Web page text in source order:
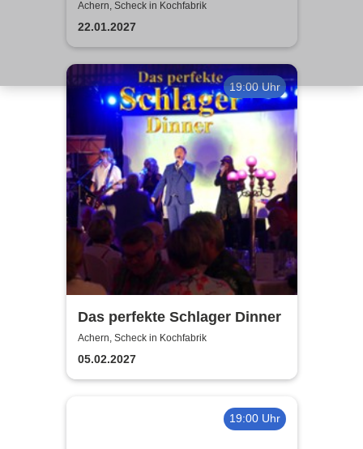
Krimi Dinner
Achern, Scheck in Kochfabrik
22.01.2027
19:00 Uhr
Das perfekte Schlager Dinner
Achern, Scheck in Kochfabrik
05.02.2027
19:00 Uhr